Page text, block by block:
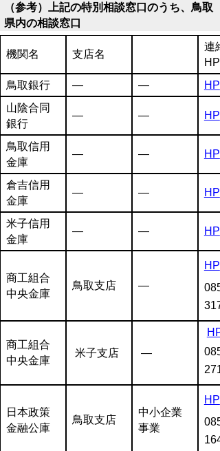
（参考）上記の特別相談窓口のうち、鳥取
県内の相談窓口
機関名 支店名
連
HP
鳥取銀行
― ―
HP
山陰合同
銀行
― ― HP
鳥取信用
金庫
― ― HP
倉吉信用
金庫
― ― HP
米子信用
金庫
― ― HP
商工組合
中央金庫
鳥取支店 ―
HP
商工組合
中央金庫
米子支店 ―
HP
日本政策
金融公庫
鳥取支店
中小企業
事業
HP